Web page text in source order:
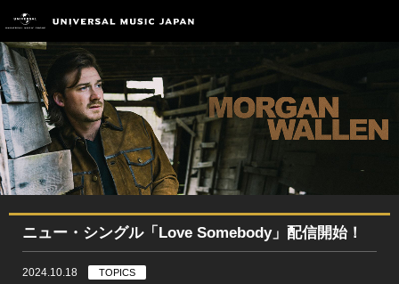
ニュー・シングル「Love Somebody」配信開始！
2024.10.18 TOPICS